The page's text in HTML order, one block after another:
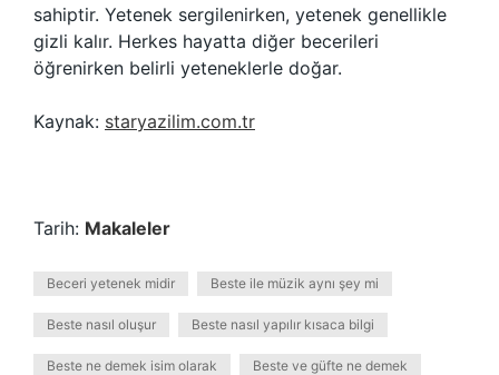
sahiptir. Yetenek sergilenirken, yetenek genellikle
gizli kalır. Herkes hayatta diğer becerileri
öğrenirken belirli yeteneklerle doğar.
Kaynak: staryazilim.com.tr
Tarih: Makaleler
Beceri yetenek midir Beste ile müzik aynı şey mi
Beste nasıl oluşur Beste nasıl yapılır kısaca bilgi
Beste ne demek isim olarak Beste ve güfte ne demek